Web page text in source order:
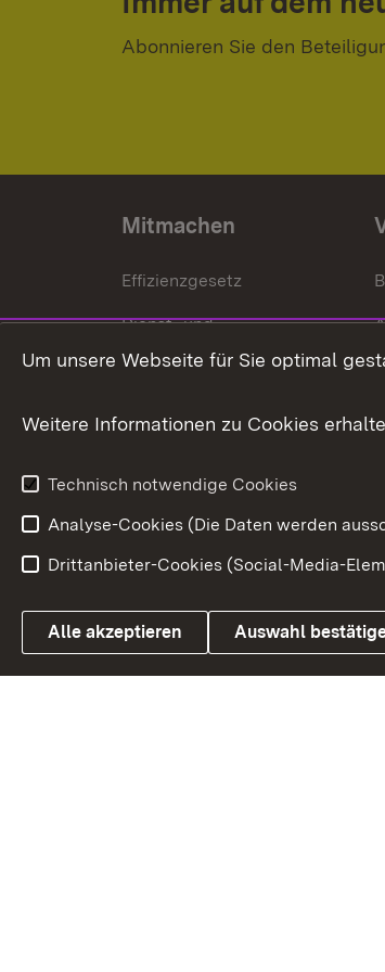
Abonnieren Sie den
Mitmachen
Effizienzgesetz
Dienst- und
Versorgungsbezüge
Weitere
Link zum Landesportal
Um unsere Webseite für Sie optimal
Weitere Informationen zu Cookies
Technisch notwendige Cookies
Analyse-Cookies (Die Daten werden
Drittanbieter-Cookies (Social-Media-
Alle akzeptieren Auswahl